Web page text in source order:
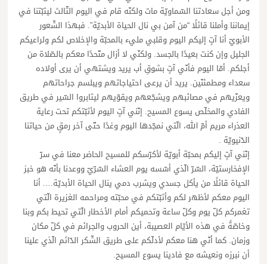
ومن أجل سعادتنا السّماويّة مات ولكنّه قام في اليوم الثّالث ليثبّتنا في
إيماننا وأملنا قائلًا “من آمن بي نال الحياة الأبديّة”. فبهذا الشّعور
الأبويّ أنا آتٍ إليكم اليوم وقلبي مليء بالمحبّة والإخلاص لكم ولراعيكم
الجليل وإن كنت بعيدًا بالجسد. ولكنّي لا أزال متّحدًا معكم بالصّلاة من
أجلكم. أمّا اليوم فأنّي آتٍ بشوقِ أب يريد ويشتهي أن يرى أولاده
سعداء ومطمئنّين. يريد أن يرعى احتياجاتهم ويبلسم جراحاتهم
ويعزّيهم في مصائبهم ويشجّعهم ويقوّيهم ليثابروا السّير في طريق
الفادي والمخلّص يسوع المسيح. إنّني آتٍ اليوم لأثبّتكم تحت رعاية
العذراء مريم أمّ الله، الّتي نمجّدها اليوم وغدًا حتّى آخر رمقٍ من حياتنا
الدّنيويّة .
إنّني آتٍ إليكم بمحبّة أبويّة لأكرّسكم للمسيح الحاضر معنا في سرّ
الإفخارستيّة، السّرّ الّذي أسّسه يوم العشاء السّرّيّ ووعدنا بأنّه هو خبز
الحياة قائلًا من يأكل جسدي ويشرب دمي ينال الحياة الأبديّة…. أنا
اليوم معكم لأظهر لكم وأثبّتكم في محبّته ومراحمه الغزيرة الّتي
تغمركم كلّ يوم وكلّ ساعة وتحميكم أمام الأخطار الّتي تحيط بكم وبنا
وخاصّةً في هذه الأيّام العصيبة، أين الحروب والجرائم في كلّ مكان
وزمان. كما أنّي هنا معكم لأدلّكم على طريق الشّكر الدّائم الّذي علينا
أن نبرزه ونعيشه مع فادينا يسوع المسيح.